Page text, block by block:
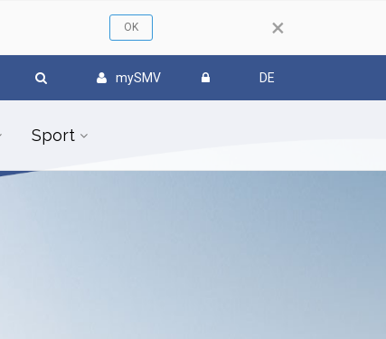
×
mySMV DE
Sport